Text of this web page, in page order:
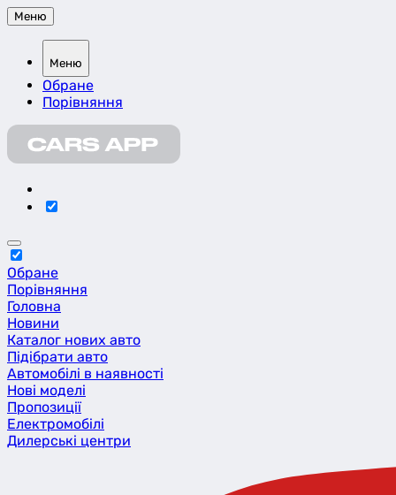
Меню
Меню
Обране
Порівняння
Обране
Порівняння
Головна
Новини
Каталог нових авто
Підібрати авто
Автомобілі в наявності
Нові моделі
Пропозиції
Eлектромобілі
Дилерські центри